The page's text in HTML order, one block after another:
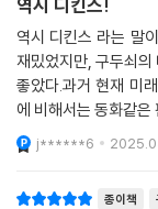
크리스마스 만찬을
한 연민을 되새기고
는 순간이라고 할 수
역시 디킨스!
역시 디킨스 라는 말
재밌었지만, 구두쇠의
좋았다.과거 현재 미
에 비해서는 동화같은
데 있어서 아무런 문
가 합쳐질 때, 역
j******6
종이책